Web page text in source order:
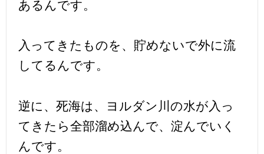
あるんです。
入ってきたものを、貯めないで外に流
してるんです。
逆に、死海は、ヨルダン川の水が入っ
てきたら全部溜め込んで、淀んでいく
んです。